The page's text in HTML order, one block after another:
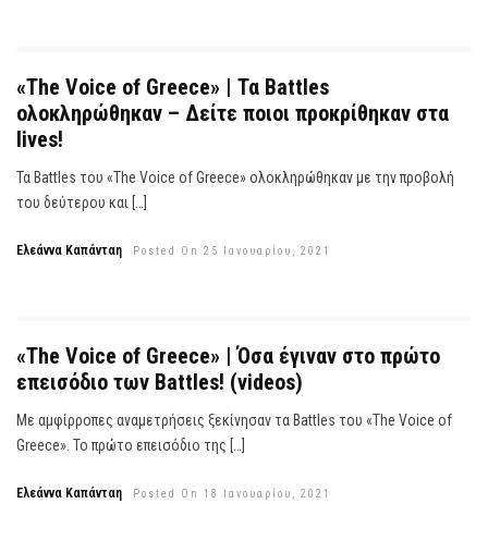
«The Voice of Greece» | Τα Battles
ολοκληρώθηκαν – Δείτε ποιοι προκρίθηκαν στα
lives!
Τα Battles του «The Voice of Greece» ολοκληρώθηκαν με την προβολή
του δεύτερου και […]
Ελεάννα Καπάνταη Posted On 25 Ιανουαρίου, 2021
«The Voice of Greece» | Όσα έγιναν στο πρώτο
επεισόδιο των Battles! (videos)
Με αμφίρροπες αναμετρήσεις ξεκίνησαν τα Battles του «The Voice of
Greece». Το πρώτο επεισόδιο της […]
Ελεάννα Καπάνταη Posted On 18 Ιανουαρίου, 2021